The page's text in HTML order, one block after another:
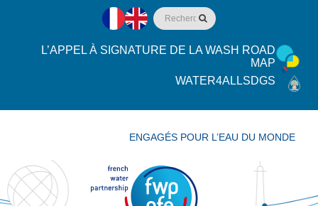
L’APPEL À SIGNATURE DE LA WASH ROAD
MAP
WATER4ALLSDGS
ENGAGÉS POUR L’EAU DU MONDE